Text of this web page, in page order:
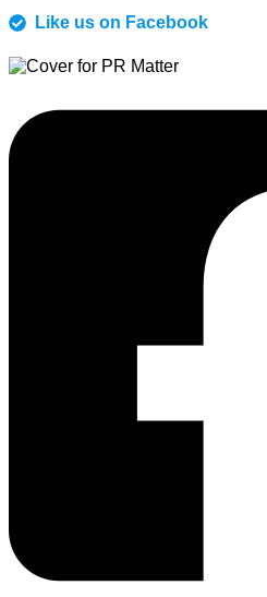
Like us on Facebook